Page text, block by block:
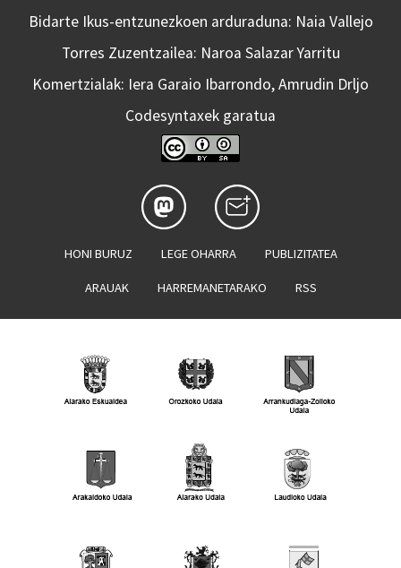
Bidarte Ikus-entzunezkoen arduraduna: Naia Vallejo
Torres Zuzentzailea: Naroa Salazar Yarritu
Komertzialak: Iera Garaio Ibarrondo, Amrudin Drljo
Codesyntaxek garatua
HONI BURUZ LEGE OHARRA PUBLIZITATEA
ARAUAK HARREMANETARAKO RSS